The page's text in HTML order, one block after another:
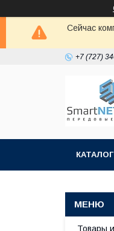
Сейчас
+7 (727)
Товары